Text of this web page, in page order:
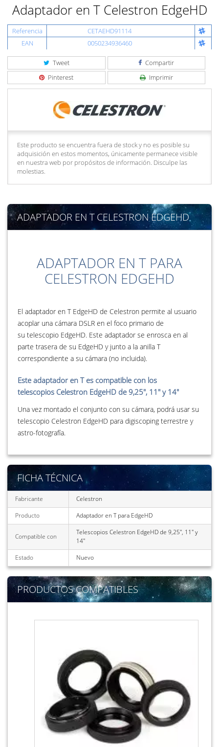
Adaptador en T Celestron EdgeHD
Referencia
CETAEHD91114
EAN
0050234936460
Tweet
Compartir
Pinterest
Imprimir
Este producto se encuentra fuera de stock y no es posible su
adquisición en estos momentos, únicamente permanece visible
en nuestra web por propósitos de información. Disculpe las
molestias.
ADAPTADOR EN T CELESTRON EDGEHD
ADAPTADOR EN T PARA
CELESTRON EDGEHD
El adaptador en T EdgeHD de Celestron permite al usuario
acoplar una cámara DSLR en el foco primario de
su telescopio EdgeHD. Este adaptador se enrosca en al
parte trasera de su EdgeHD y junto a la anilla T
correspondiente a su cámara (no incluida).
Este adaptador en T es compatible con los
telescopios Celestron EdgeHD de 9,25", 11" y 14"
Una vez montado el conjunto con su cámara, podrá usar su
telescopio Celestron EdgeHD para digiscoping terrestre y
astro-fotografía.
FICHA TÉCNICA
Fabricante
Celestron
Producto
Adaptador en T para EdgeHD
Compatible con
Telescopios Celestron EdgeHD de 9,25", 11" y
14"
Estado
Nuevo
PRODUCTOS COMPATIBLES